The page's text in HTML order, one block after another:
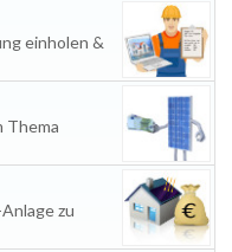
einholen &
Thema
zu